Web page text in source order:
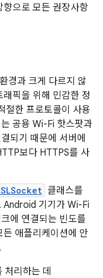
으로 모든 권장사항
경과 크게 다르지 않
픽을 위해 민감한 정
절한 프로토콜이 사용
공용 Wi-Fi 핫스팟과
되기 때문에 서버에
보다 HTTPS를 사
클래스를
Android 기기가 Wi-Fi
에 연결되는 빈도를
애플리케이션에 안
리하는 데